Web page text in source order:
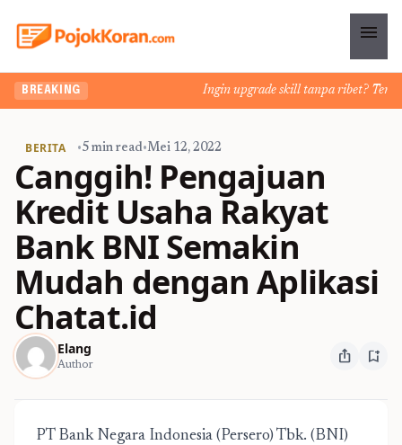
menu
BREAKING Ingin upgrade skill tanpa ribet?
BERITA •5 min read•Mei 12, 2022
Canggih! Pengajuan
Kredit Usaha Rakyat
Bank BNI Semakin
Mudah dengan Aplikasi
Chatat.id
Elang
Author ios_share bookmark_add
PT Bank Negara Indonesia (Persero) Tbk. (BNI)